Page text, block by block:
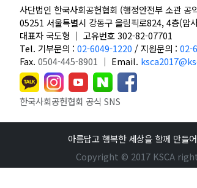
사단법인 한국사회공헌협회 (행정안전부 소관 공
05251 서울특별시 강동구 올림픽로824, 4층(암
대표자 국도형 ｜ 고유번호 302-82-07701
Tel. 기부문의 : 02-6049-1220 /지원문의 : 02-
Fax. 0504-445-8901 ｜ Email.
한국사회공헌협회 공식 SNS
아름답고 행복한 세상을 함께 만들
Copyright © 2017 KSCA